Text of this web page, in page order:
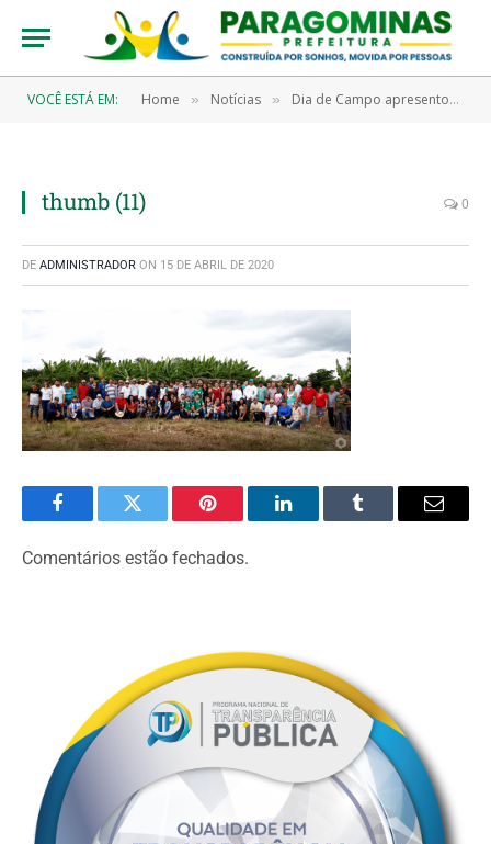
VOCÊ ESTÁ EM: Home » Notícias » Dia de Campo apresentou a produção local cultivada pela agricultura familiar
thumb (11) 0
DE ADMINISTRADOR ON 15 DE ABRIL DE 2020
FacebookTwitter Pinterest LinkedInTumblr Email
Comentários estão fechados.